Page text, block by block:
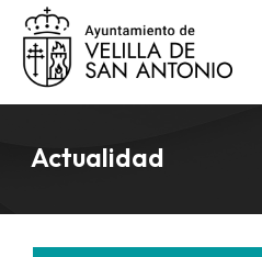
Actualidad